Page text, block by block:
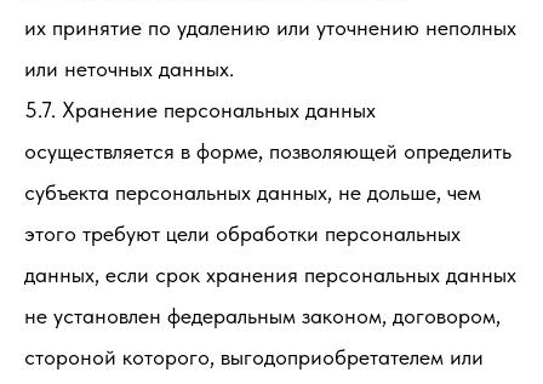
их принятие по удалению или уточнению неполных
или неточных данных.
5.7. Хранение персональных данных
осуществляется в форме, позволяющей определить
субъекта персональных данных, не дольше, чем
этого требуют цели обработки персональных
данных, если срок хранения персональных данных
не установлен федеральным законом, договором,
стороной которого, выгодоприобретателем или